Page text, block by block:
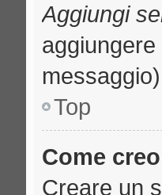
Aggiungi
Top
Come
Creare un